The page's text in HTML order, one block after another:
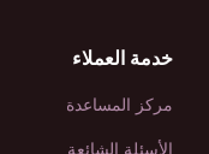
خدمة العملاء
مركز المساعدة
الأسئلة الشائعة